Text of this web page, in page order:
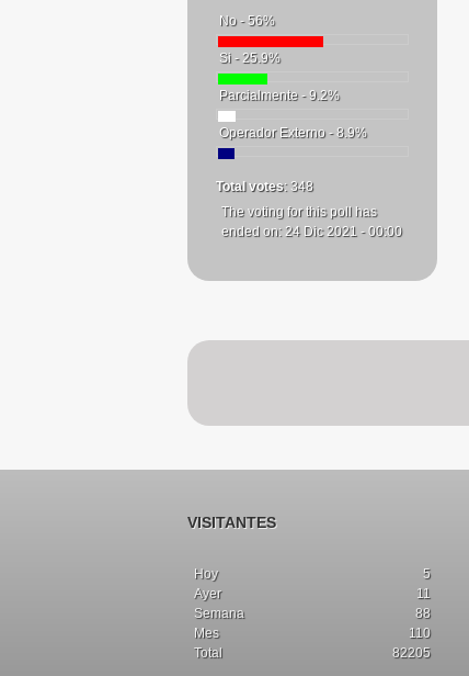
No - 56%
Si - 25.9%
Parcialmente - 9.2%
Operador Externo - 8.9%
Total votes: 348
The voting for this poll has
ended on: 24 Dic 2021 - 00:00
VISITANTES
Hoy
5
Ayer
11
Semana
88
Mes
110
Total
82205